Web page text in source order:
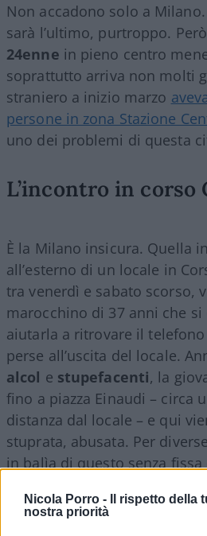
Nicola Porro -
Il rispetto della
nostra priorità
Non accadono solo a
sarà l’ultimo, purtroppo.
24enne in pieno centro
soprattutto arriva non molti
straniero a inizio marzo
persone in zona Stazione
uno dei problemi di questa
L’incontro in corso
È la Milano insicura. Quella
all’esterno di un locale in
tra venerdì e sabato scorso,
marocchino di 37 anni che
aiutarla a ritrovare il
perse all’uscita del locale.
alcol e stupefacenti, la
fino a piazza Einaudi – circa
distanza dal locale – e qui
stuprata, abusata. Per
in balìa di questo senza